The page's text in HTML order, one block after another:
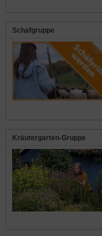
Schafgruppe
Kräutergarten-Gruppe